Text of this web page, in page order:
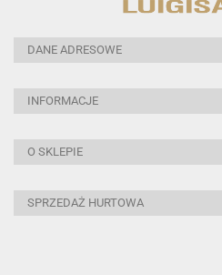
DANE ADRESOWE
INFORMACJE
O SKLEPIE
SPRZEDAŻ HURTOWA